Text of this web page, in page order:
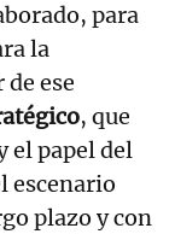
para
la
ese
, que
el papel del
escenario
plazo y con